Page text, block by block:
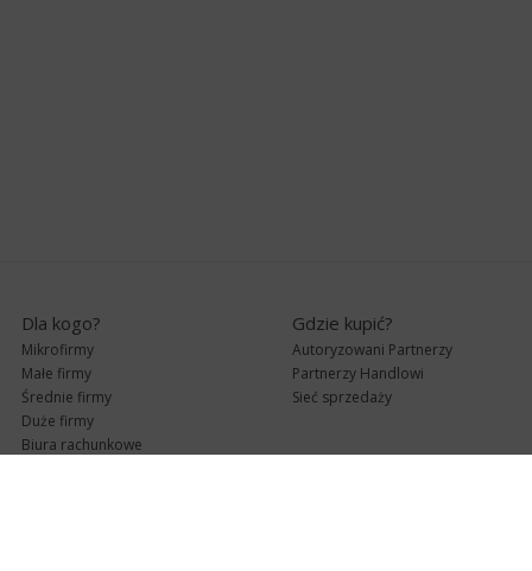
Dla kogo?
Mikrofirmy
Małe firmy
Średnie firmy
Duże firmy
Biura rachunkowe
Gdzie kupić?
Autoryzowani Partnerzy
Partnerzy Handlowi
Sieć sprzedaży